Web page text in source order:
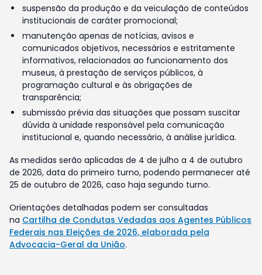
suspensão da produção e da veiculação de conteúdos
institucionais de caráter promocional;
manutenção apenas de notícias, avisos e
comunicados objetivos, necessários e estritamente
informativos, relacionados ao funcionamento dos
museus, à prestação de serviços públicos, à
programação cultural e às obrigações de
transparência;
submissão prévia das situações que possam suscitar
dúvida à unidade responsável pela comunicação
institucional e, quando necessário, à análise jurídica.
As medidas serão aplicadas de 4 de julho a 4 de outubro
de 2026, data do primeiro turno, podendo permanecer até
25 de outubro de 2026, caso haja segundo turno.
Orientações detalhadas podem ser consultadas
na Cartilha de Condutas Vedadas aos Agentes Públicos
Federais nas Eleições de 2026, elaborada pela
Advocacia-Geral da União.